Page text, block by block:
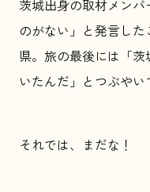
茨城出身の取材メン
のがない」と発言し
県。旅の最後には「
いたんだ」とつぶやい
それでは、まだな！